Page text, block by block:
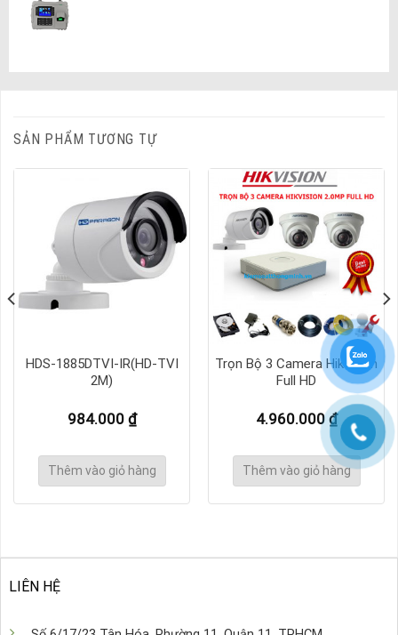
SẢN PHẨM TƯƠNG TỰ
HDS-1885DTVI-IR(HD-TVI
2M)
984.000 ₫
Thêm vào giỏ hàng
Trọn Bộ 3 Camera Hikvision
Full HD
4.960.000 ₫
Thêm vào giỏ hàng
LIÊN HỆ